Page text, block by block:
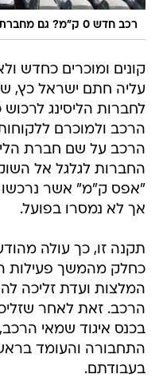
רכב חדש 0 ק"מ? גם מחברת הליסינג
קונים ומוכרים כחדש
עליה חתם ישראל כץ,
לחברות הליסינג לרכוש
הרכב ולמוכרם
הרכב על שם חברת
החברות לגלגל אל
"אפס ק"מ" אשר נרכשו
אך לא נמסרו בפועל.
תקנה זו, כך עולה
כחלק מהמשך פעילות
המלצות ועדת זליכה
הרכב. זאת לאחר
בכנס איגוד שמאי
התחבורה והעומד
בעבודתם.